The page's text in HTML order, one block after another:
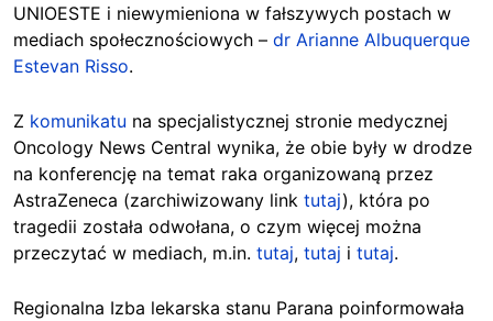
UNIOESTE i niewymieniona w fałszywych postach w
mediach społecznościowych – dr Arianne Albuquerque
Estevan Risso.
Z komunikatu na specjalistycznej stronie medycznej
Oncology News Central wynika, że obie były w drodze
na konferencję na temat raka organizowaną przez
AstraZeneca (zarchiwizowany link tutaj), która po
tragedii została odwołana, o czym więcej można
przeczytać w mediach, m.in. tutaj, tutaj i tutaj.
Regionalna Izba lekarska stanu Parana poinformowała